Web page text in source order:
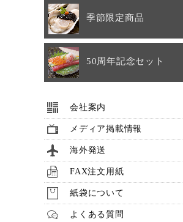
季節限定商品
50周年記念セット
会社案内
メディア掲載情報
海外発送
FAX注文用紙
紙袋について
よくある質問